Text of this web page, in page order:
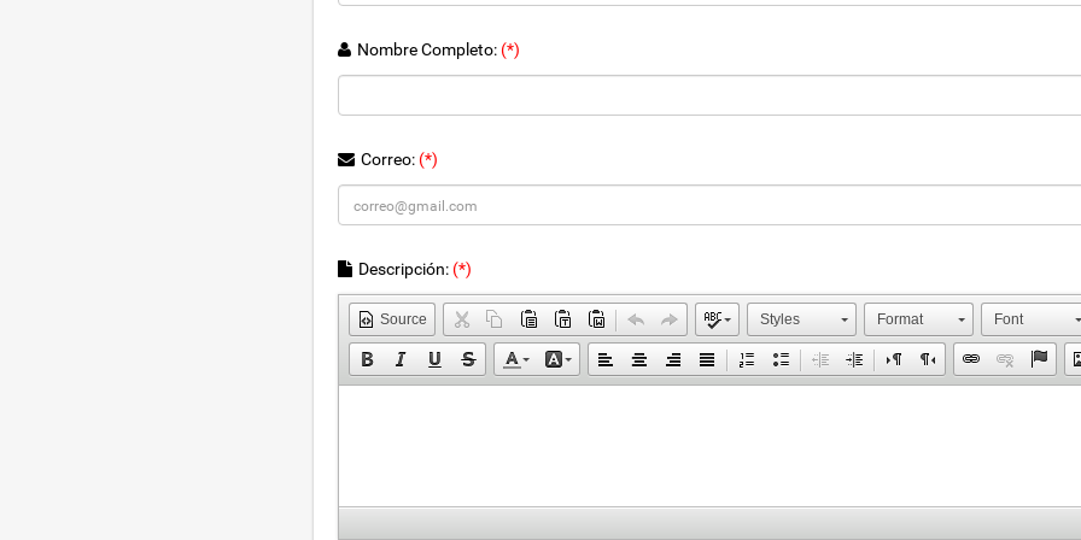
Nombre Completo: (*)
Correo: (*)
Descripción: (*)
Source Styles Format Font